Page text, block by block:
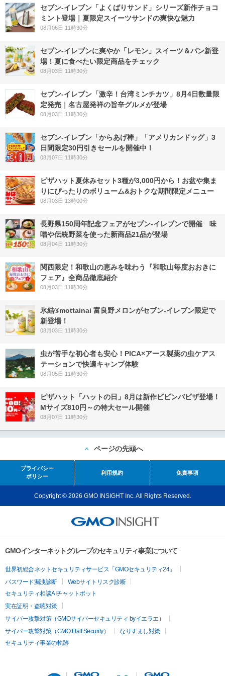
セブン‐イレブン「よくばりサンド」シリーズ新作チョコ
ミント登場｜夏限定スイーツサンドの爽快な魅力
08月06日 11時30分
セブン‐イレブンに爽やか「レモン」スイーツ＆パン新登
場！夏に食べたい限定商品をチェック
08月03日 11時30分
セブン-イレブン「激辛！台湾ミンチカツ」8月4日数量限
定発売｜名古屋発祥の旨辛グルメが登場
08月03日 11時30分
セブン‐イレブン「からあげ棒」「アメリカンドッグ」3
日間限定30円引きセールを開催中！
08月07日 11時30分
ピザハット夏休みセット3種が3,000円から！お盆や集ま
りにぴったりのボリューム&おトクな期間限定メニュー
08月03日 13時00分
長野県150周年記念フェアがセブン-イレブンで開催 味
噌や伝統野菜を使った新商品21品が登場
08月04日 11時30分
関西限定！和歌山の恵みを味わう『和歌山毎度おおきに
フェア』全商品徹底紹介
08月03日 11時30分
氷結®mottainai 富良野メロンがセブン‐イレブン限定で
新登場！
08月03日 11時30分
虫が苦手な初心者も安心！PICA×アース製薬の虫ケアス
テーションで快適キャンプ体験
08月05日 11時30分
ピザハット「ハットの日」8月は新作ビビンバピザ登場！
Mサイズ810円～の特大セール開催
08月07日 11時30分
ページの先頭へ
プライバシー
ポリシー
利用規約 免責事項
Copyright © 2026 GMO INSIGHT Inc. All Rights Reserved.
GMOインターネットグループのセキュリティ事業について
世界初総合ネットセキュリティサービス「GMOセキュリティ24」
パスワード漏洩診断
Webサイトリスク診断
セキュリティ相談AIチャットボット
実在証明・盗聴対策
サイバー攻撃対策（GMOサイバーセキュリティ byイエラエ）
サイバー攻撃対策（GMO Flatt Security）
なりすまし対策
セキュリティ事業の軌跡